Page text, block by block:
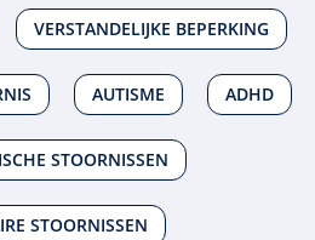
VERSTANDELIJKE BEPERKING
AUTISME ADHD
STOORNISSEN
STOORNISSEN